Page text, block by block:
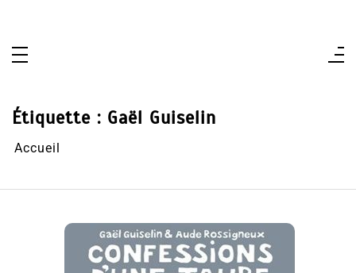
Étiquette : Gaël Guiselin
Accueil